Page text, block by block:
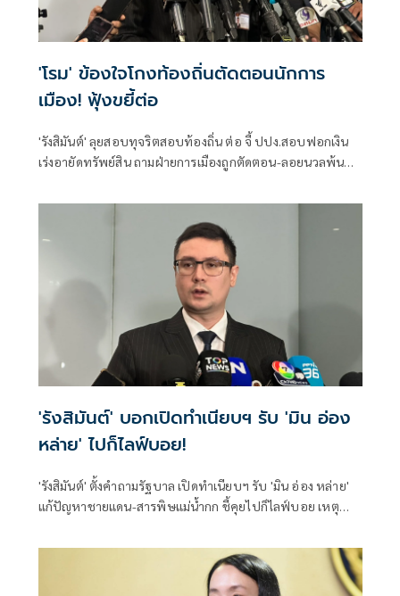
'โรม' ข้องใจโกงท้องถิ่นตัดตอนนักการ
เมือง! ฟุ้งขยี้ต่อ
'รังสิมันต์' ลุยสอบทุจริตสอบท้องถิ่น ต่อ จี้ ปปง.สอบฟอกเงิน
เร่งอายัดทรัพย์สิน ถามฝ่ายการเมืองถูกตัดตอน-ลอยนวลพ้นผิด
รัดกุมหรือไม่
'รังสิมันต์' บอกเปิดทำเนียบฯ รับ 'มิน อ่อง
หล่าย' ไปก็ไลฟ์บอย!
'รังสิมันต์' ตั้งคำถามรัฐบาล เปิดทำเนียบฯ รับ 'มิน อ่อง หล่าย'
แก้ปัญหาชายแดน-สารพิษแม่น้ำกก ชี้คุยไปก็ไลฟ์บอย เหตุ
ให้รัฐบาลเมียนมา